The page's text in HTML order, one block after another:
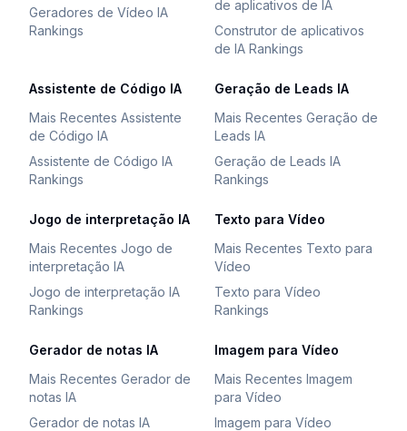
Geradores de Vídeo IA
Rankings
de aplicativos de IA
Construtor de aplicativos
de IA Rankings
Assistente de Código IA
Mais Recentes Assistente
de Código IA
Assistente de Código IA
Rankings
Geração de Leads IA
Mais Recentes Geração de
Leads IA
Geração de Leads IA
Rankings
Jogo de interpretação IA
Mais Recentes Jogo de
interpretação IA
Jogo de interpretação IA
Rankings
Texto para Vídeo
Mais Recentes Texto para
Vídeo
Texto para Vídeo
Rankings
Gerador de notas IA
Mais Recentes Gerador de
notas IA
Gerador de notas IA
Imagem para Vídeo
Mais Recentes Imagem
para Vídeo
Imagem para Vídeo